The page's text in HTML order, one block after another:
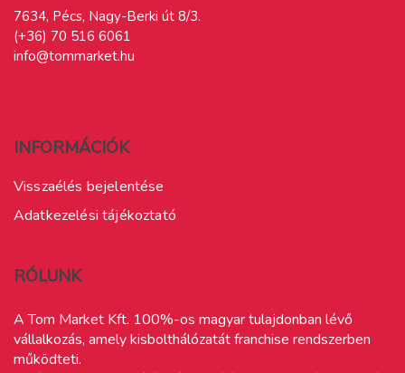
7634, Pécs, Nagy-Berki út 8/3.
(+36) 70 516 6061
info@tommarket.hu
INFORMÁCIÓK
Visszaélés bejelentése
Adatkezelési tájékoztató
RÓLUNK
A Tom Market Kft. 100%-os magyar tulajdonban lévő
vállalkozás, amely kisbolthálózatát franchise rendszerben
működteti.